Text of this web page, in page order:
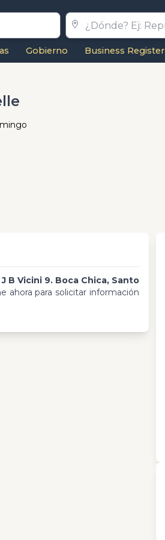
Gobierno Business Register
J B Vicini 9. Boca Chica, Santo
ahora para solicitar información